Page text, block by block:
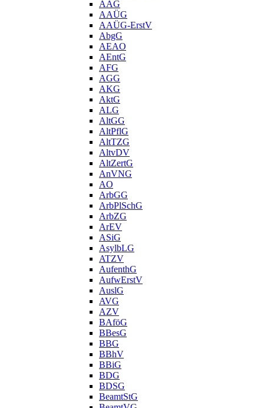
AAG
AAÜG
AAÜG-ErstV
AbgG
AEAO
AEntG
AFG
AGG
AKG
AktG
ALG
AltGG
AltPflG
AltTZG
AltvDV
AltZertG
AnVNG
AO
ArbGG
ArbPlSchG
ArbZG
ArEV
ASiG
AsylbLG
ATZV
AufenthG
AufwErstV
AuslG
AVG
AZV
BAföG
BBesG
BBG
BBhV
BBiG
BDG
BDSG
BeamtStG